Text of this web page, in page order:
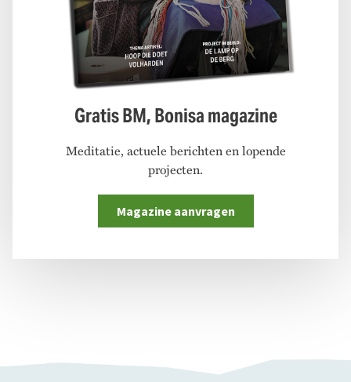
Gratis BM, Bonisa magazine
Meditatie, actuele berichten en lopende
projecten.
Magazine aanvragen